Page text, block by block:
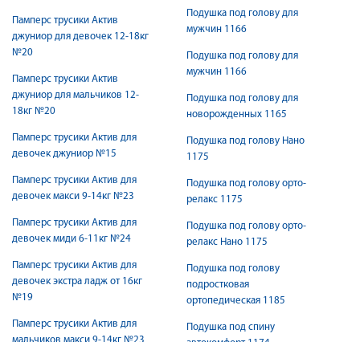
Памперс трусики Актив
джуниор для девочек 12-18кг
№20
Памперс трусики Актив
джуниор для мальчиков 12-
18кг №20
Памперс трусики Актив для
девочек джуниор №15
Памперс трусики Актив для
девочек макси 9-14кг №23
Памперс трусики Актив для
девочек миди 6-11кг №24
Памперс трусики Актив для
девочек экстра ладж от 16кг
№19
Памперс трусики Актив для
Подушка под голову для
мужчин 1166
Подушка под голову для
мужчин 1166
Подушка под голову для
новорожденных 1165
Подушка под голову Нано
1175
Подушка под голову орто-
релакс 1175
Подушка под голову орто-
релакс Нано 1175
Подушка под голову
подростковая
ортопедическая 1185
Подушка под спину